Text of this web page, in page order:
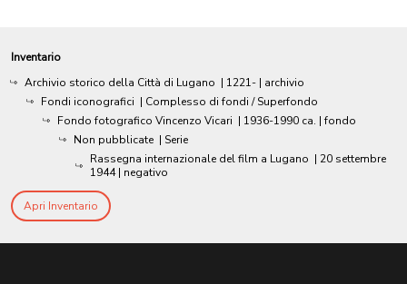
Inventario
Archivio storico della Città di Lugano | 1221- | archivio
Fondi iconografici | Complesso di fondi / Superfondo
Fondo fotografico Vincenzo Vicari | 1936-1990 ca. | fondo
Non pubblicate | Serie
Rassegna internazionale del film a Lugano | 20 settembre
1944 | negativo
Apri Inventario